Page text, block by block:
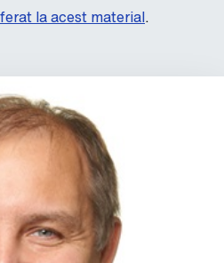
la acest material.